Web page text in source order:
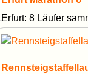
Erfurt: 8 Läufer